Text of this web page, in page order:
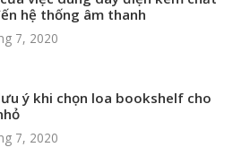
hệ thống âm thanh
7, 2020
ý khi chọn loa bookshelf cho
7, 2020